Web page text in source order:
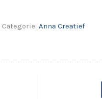
Categorie: Anna Creatief